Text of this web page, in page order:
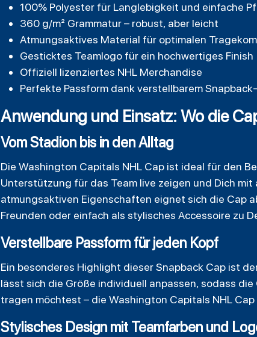
100% Polyester für Langlebigkeit und einfache
360 g/m² Grammatur – robust, aber leicht
Atmungsaktives Material für optimalen
Gesticktes Teamlogo für ein hochwertiges Finish
Offiziell lizenziertes NHL Merchandise
Perfekte Passform dank verstellbarem
Anwendung und Einsatz: Wo die
Vom Stadion bis in den Alltag
Die Washington Capitals NHL Cap ist ideal für den
Unterstützung für das Team live zeigen und Dich
atmungsaktiven Eigenschaften eignet sich die Cap
Freunden oder einfach als stylisches Accessoire zu
Verstellbare Passform für jeden Kopf
Ein besonderes Highlight dieser Snapback Cap ist
lässt sich die Größe individuell anpassen, sodass
tragen möchtest – die Washington Capitals NHL
Stylisches Design mit Teamfarben und